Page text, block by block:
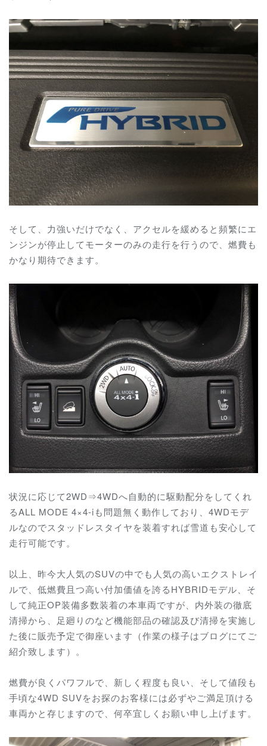
そして、力強いだけでなく、アクセルを緩めると頻繁にエ
ンジンが停止してモーターのみの走行を行うので、燃費も
かなり期待できます。
状況に応じて2WD⇒4WDへ自動的に駆動配分をしてくれ
るALL MODE 4×4-iも問題無く動作しており、4WDモデ
ルなのでスタッドレスタイヤを装着すれば雪道も安心して
走行可能です。
以上、昨今大人気のSUVの中でも人気の高いエクストレイ
ルで、低燃費且つ高い付加価値を誇るHYBRIDモデル、そ
して純正OP装備多数装着の本車両ですが、内外装の徹底
清掃から、足廻りのなど機能部品の確認及び清掃を実施し
た後に販売予定で御座います（作業の様子はブログにてご
紹介致します）。
燃費が良くパワフルで、新しく程度も良い、そして値段も
手頃な4WD SUVをお探のお客様には必ずやご満足頂ける
車両かと存じますので、何卒宜しくお願い申し上げます。